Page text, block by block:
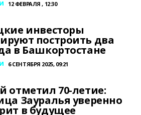
12 ФЕВРАЛЯ , 12:30
инвесторы
построить два
в Башкортостане
6 СЕНТЯБРЯ 2025, 09:21
отметил 70-летие:
Зауралья уверенно
в будущее